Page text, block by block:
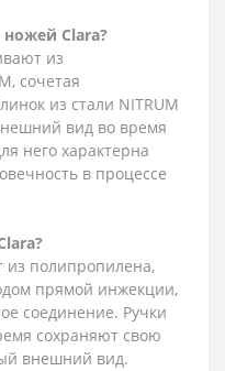
Clara?
из
сочетая
из стали NITRUM
вид во время
него характерна
в процессе
из полипропилена,
прямой инжекции,
соединение. Ручки
сохраняют свою
внешний вид.